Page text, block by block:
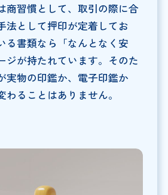
商習慣として、取引の際に合
法として押印が定着してお
る書類なら「なんとなく安
ジが持たれています。そのた
実物の印鑑か、電子印鑑か
ることはありません。